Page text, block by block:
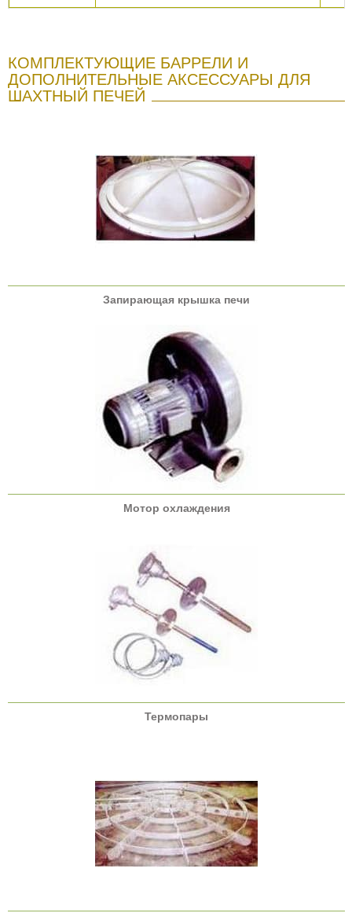
КОМПЛЕКТУЮЩИЕ БАРРЕЛИ И
ДОПОЛНИТЕЛЬНЫЕ АКСЕССУАРЫ ДЛЯ
ШАХТНЫЙ ПЕЧЕЙ
Запирающая крышка печи
Мотор охлаждения
Термопары